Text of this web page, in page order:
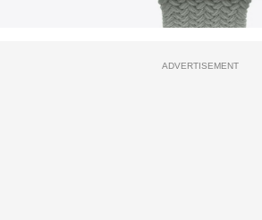
ADVERTISEMENT